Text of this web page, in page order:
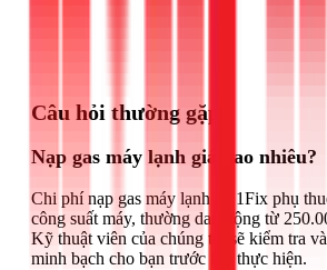
Câu hỏi thường gặp
Nạp gas máy lạnh giá bao nhiêu?
Chi phí nạp gas máy lạnh tại 1Fix phụ
công suất máy, thường dao động từ
Kỹ thuật viên của chúng tôi sẽ kiểm tra
minh bạch cho bạn trước khi thực hiện.